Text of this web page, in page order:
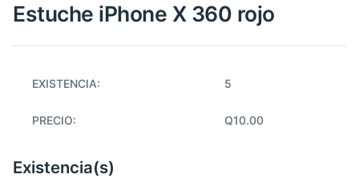
Estuche iPhone X 360 rojo
EXISTENCIA: 5
PRECIO: Q10.00
Existencia(s)